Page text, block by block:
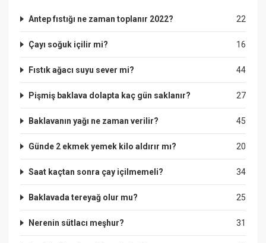
22
Antep fıstığı ne zaman toplanır 2022?
16
Çayı soğuk içilir mi?
44
Fıstık ağacı suyu sever mi?
27
Pişmiş baklava dolapta kaç gün saklanır?
45
Baklavanın yağı ne zaman verilir?
20
Günde 2 ekmek yemek kilo aldırır mı?
34
Saat kaçtan sonra çay içilmemeli?
25
Baklavada tereyağ olur mu?
31
Nerenin sütlacı meşhur?